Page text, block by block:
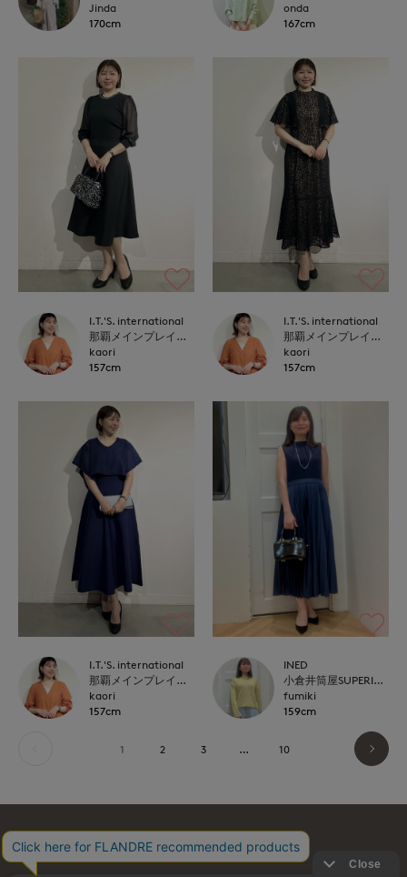
Jinda
170cm
onda
167cm
I.T.'S. international
那覇メインプレイスI.T.'S.international
kaori
157cm
I.T.'S. international
那覇メインプレイスI.T.'S.international
kaori
157cm
I.T.'S. international
那覇メインプレイスI.T.'S.international
kaori
157cm
INED
小倉井筒屋SUPERIOR CLOSET
fumiki
159cm
1 2 3 … 10